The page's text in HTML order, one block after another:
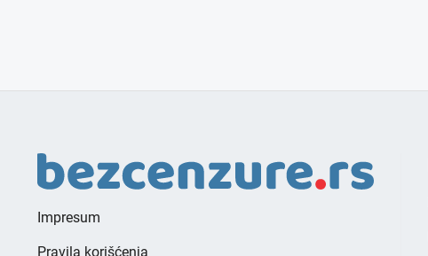
Impresum
Pravila korišćenja